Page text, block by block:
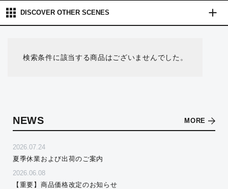
DISCOVER OTHER SCENES
検索条件に該当する商品はございませんでした。
NEWS MORE
2026.07.24
夏季休業および出荷のご案内
2026.06.08
【重要】商品価格改定のお知らせ